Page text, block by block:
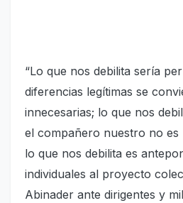
“Lo que nos debilita sería
diferencias legítimas se
innecesarias; lo que nos
el compañero nuestro no es
lo que nos debilita es
individuales al proyecto
Abinader ante dirigentes y